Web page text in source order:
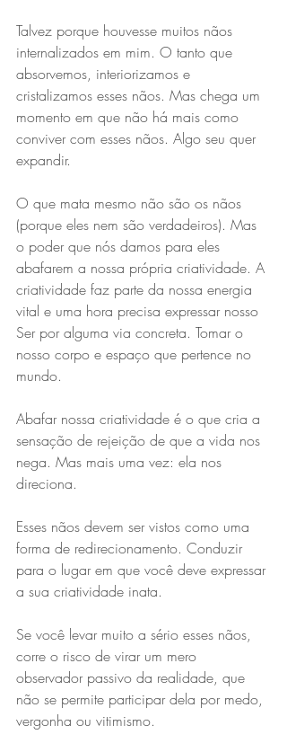
Talvez porque houvesse muitos nãos
internalizados em mim. O tanto que
absorvemos, interiorizamos e
cristalizamos esses nãos. Mas chega um
momento em que não há mais como
conviver com esses nãos. Algo seu quer
expandir.
O que mata mesmo não são os nãos
(porque eles nem são verdadeiros). Mas
o poder que nós damos para eles
abafarem a nossa própria criatividade. A
criatividade faz parte da nossa energia
vital e uma hora precisa expressar nosso
Ser por alguma via concreta. Tomar o
nosso corpo e espaço que pertence no
mundo.
Abafar nossa criatividade é o que cria a
sensação de rejeição de que a vida nos
nega. Mas mais uma vez: ela nos
direciona.
Esses nãos devem ser vistos como uma
forma de redirecionamento. Conduzir
para o lugar em que você deve expressar
a sua criatividade inata.
Se você levar muito a sério esses nãos,
corre o risco de virar um mero
observador passivo da realidade, que
não se permite participar dela por medo,
vergonha ou vitimismo.